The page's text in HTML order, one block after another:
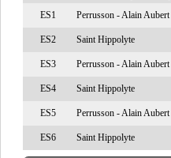
ES1
Perrusson - Alain Aubert
ES2 Saint Hippolyte
ES3 Perrusson - Alain Aubert
ES4 Saint Hippolyte
ES5 Perrusson - Alain Aubert
ES6 Saint Hippolyte